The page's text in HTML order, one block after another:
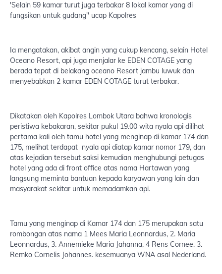
'Selain 59 kamar turut juga terbakar 8 lokal kamar yang di
fungsikan untuk gudang" ucap Kapolres
Ia mengatakan, akibat angin yang cukup kencang, selain Hotel
Oceano Resort, api juga menjalar ke EDEN COTAGE yang
berada tepat di belakang oceano Resort jambu luwuk dan
menyebabkan 2 kamar EDEN COTAGE turut terbakar.
Dikatakan oleh Kapolres Lombok Utara bahwa kronologis
peristiwa kebakaran, sekitar pukul 19.00 wita nyala api dilihat
pertama kali oleh tamu hotel yang menginap di kamar 174 dan
175, melihat terdapat nyala api diatap kamar nomor 179, dan
atas kejadian tersebut saksi kemudian menghubungi petugas
hotel yang ada di front office atas nama Hartawan yang
langsung meminta bantuan kepada karyawan yang lain dan
masyarakat sekitar untuk memadamkan api.
Tamu yang menginap di Kamar 174 dan 175 merupakan satu
rombongan atas nama 1 Mees Maria Leonnardus, 2. Maria
Leonnardus, 3. Annemieke Maria Jahanna, 4 Rens Cornee, 3.
Remko Cornelis Johannes. kesemuanya WNA asal Nederland.